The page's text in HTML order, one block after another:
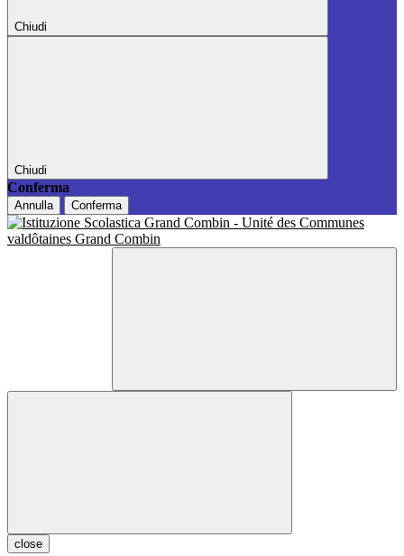
Chiudi
Chiudi
Conferma
Annulla Conferma
close